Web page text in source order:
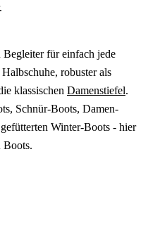
für einfach jede
robuster als
klassischen Damenstiefel.
Schnür-Boots, Damen-
Winter-Boots - hier
Boots.